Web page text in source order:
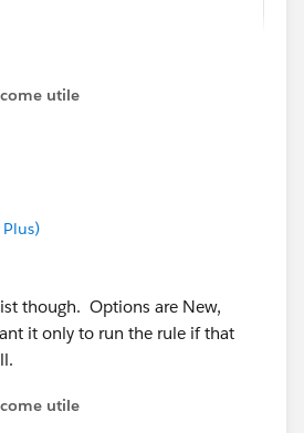
utile
though. Options are New,
it only to run the rule if that
utile